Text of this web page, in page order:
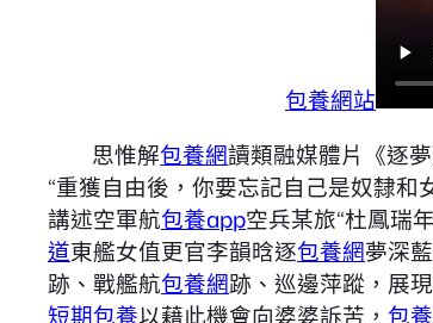
包養網站
思惟解包養網讀類融媒體片《逐
“重獲自由後，你要忘記自己是奴隸和
講述空軍航包養app空兵某旅“杜鳳瑞
道東艦女值更官李韻晗逐包養網夢深
跡、戰艦航包養網跡、巡邊萍蹤，展
短期包養以藉此機會向婆婆訴苦， 包